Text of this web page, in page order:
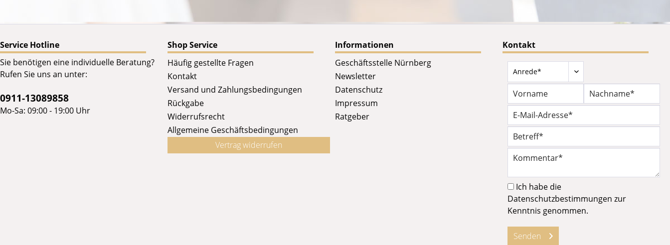
Service Hotline
Sie benötigen eine individuelle Beratung?
Rufen Sie uns an unter:
0911-13089858
Mo-Sa: 09:00 - 19:00 Uhr
Shop Service
Häufig gestellte Fragen
Kontakt
Versand und Zahlungsbedingungen
Rückgabe
Widerrufsrecht
Allgemeine Geschäftsbedingungen
Vertrag widerrufen
Informationen
Geschäftsstelle Nürnberg
Newsletter
Datenschutz
Impressum
Ratgeber
Kontakt
Ich habe die
Datenschutzbestimmungen zur
Kenntnis genommen.
Senden